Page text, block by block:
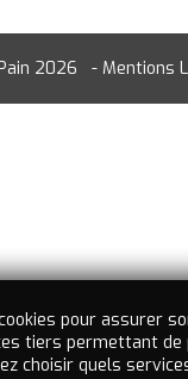
2026 - Mentions
pour assurer
tiers permettant
choisir quels